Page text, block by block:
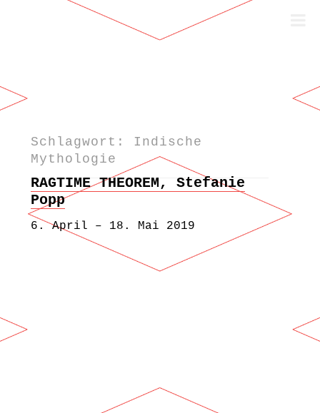
Zum Inhalt springen
Schlagwort: Indische
Mythologie
RAGTIME THEOREM, Stefanie
Popp
6. April – 18. Mai 2019